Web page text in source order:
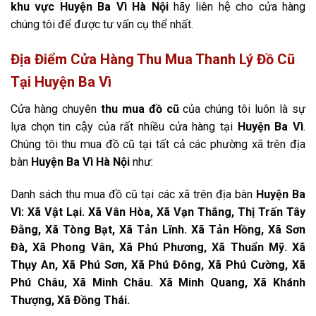
khu vực Huyện Ba Vì Hà Nộihãy liên hệ cho cửa hàng
chúng tôi để được tư vấn cụ thể nhất.
Địa Điểm Cửa Hàng Thu Mua Thanh Lý Đồ Cũ
Tại Huyện Ba Vì
Cửa hàng chuyên thu mua đồ cũcủa chúng tôi luôn là sự
lựa chọn tin cậy của rất nhiều cửa hàng tại Huyện Ba Vì.
Chúng tôi thu mua đồ cũ tại tất cả các phường xã trên địa
bàn Huyện Ba Vì Hà Nội như:
Danh sách thu mua đồ cũ tại các xã trên địa bàn Huyện Ba
Vì: Xã Vật Lại. Xã Vân Hòa, Xã Vạn Thắng, Thị Trấn Tây
Đằng, Xã Tòng Bạt, Xã Tản Lĩnh. Xã Tản Hồng, Xã Sơn
Đà, Xã Phong Vân, Xã Phú Phương, Xã Thuẩn Mỹ. Xã
Thụy An, Xã Phú Sơn, Xã Phú Đông, Xã Phú Cường, Xã
Phú Châu, Xã Minh Châu. Xã Minh Quang, Xã Khánh
Thượng, Xã Đồng Thái.